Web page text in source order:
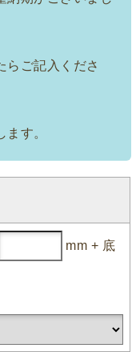
らご記入くださ
す。
mm + 底